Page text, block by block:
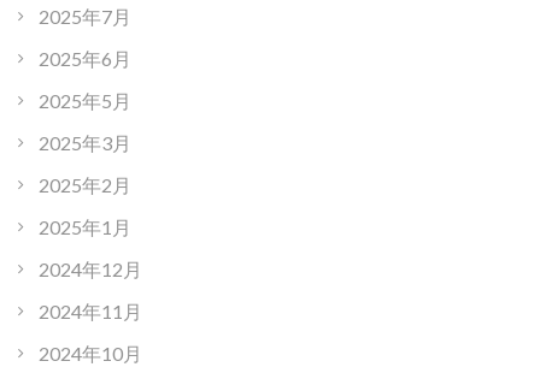
2025年7月
2025年6月
2025年5月
2025年3月
2025年2月
2025年1月
2024年12月
2024年11月
2024年10月